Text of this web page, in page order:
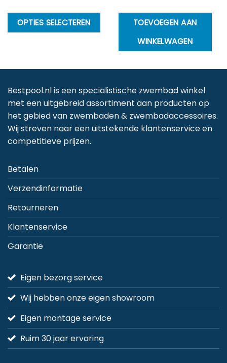
OPTIES SELECTEREN
variaties.
optie
kan
gekozen
worden
TOEVOEGEN AAN
WINKELWAGEN
Bestpool.nl is een specialistische zwembad winkel
met een uitgebreid assortiment aan producten op
het gebied van zwembaden & zwembadaccessoires.
Wij streven naar een uitstekende klantenservice en
competitieve prijzen.
Betalen
Verzendinformatie
Retourneren
Klantenservice
Garantie
Eigen bezorg service
Wij hebben onze eigen showroom
Eigen montage service
Ruim 30 jaar ervaring